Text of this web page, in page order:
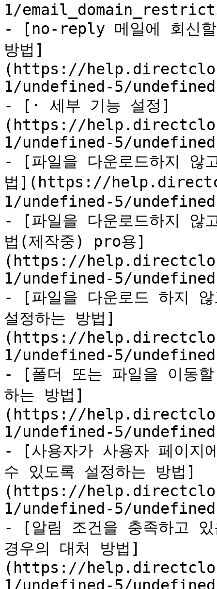
1/
- [no-reply 메일에 회신할
방법]
(https://
1/undefined-5/
- [· 세부 기능 설정]
(https://
1/undefined-5/
- [파일을 다운로드하지 않
법](https://
1/undefined-5/
- [파일을 다운로드하지 않
법(제작중) pro용]
(https://
1/undefined-5/
- [파일을 다운로드 하지 않
설정하는 방법]
(https://
1/undefined-5/
- [폴더 또는 파일을 이동
하는 방법]
(https://
1/undefined-5/
- [사용자가 사용자 페이지
수 있도록 설정하는 방법]
(https://
1/undefined-5/
- [알림 조건을 충족하고 있
경우의 대처 방법]
(https://
1/undefined-5/